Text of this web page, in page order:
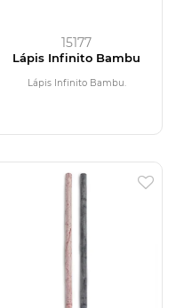
15177
Lápis Infinito Bambu
Lápis Infinito Bambu.